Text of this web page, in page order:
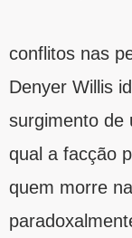
conflitos nas
Denyer Willis
surgimento de
qual a facção
quem morre